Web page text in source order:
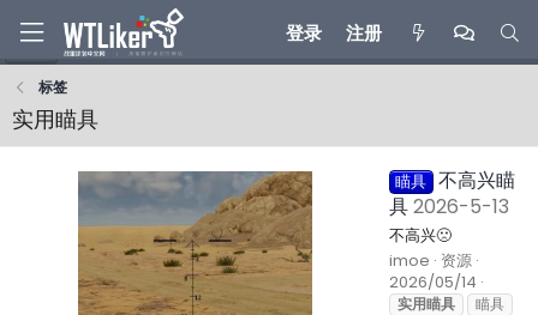
登录 注册
标签
实用瞄具
瞄具 不高兴瞄
具2026-5-13
不高兴🙁
imoe 资源
2026/05/14
实用瞄具
瞄具